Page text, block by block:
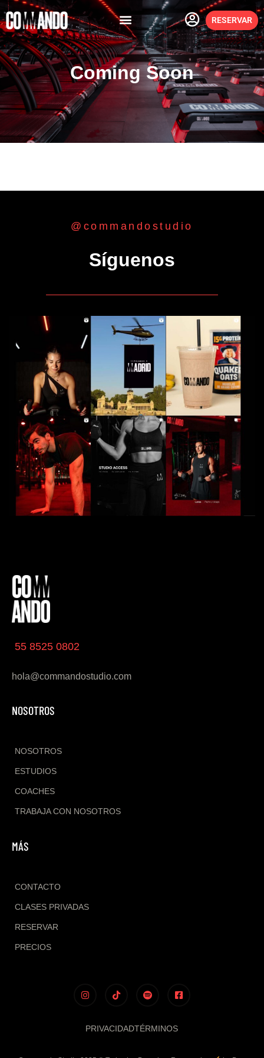
RESERVAR
Coming Soon
@commandostudio
Síguenos
55 8525 0802
hola@commandostudio.com
NOSOTROS
NOSOTROS
ESTUDIOS
COACHES
TRABAJA CON NOSOTROS
MÁS
CONTACTO
CLASES PRIVADAS
RESERVAR
PRECIOS
PRIVACIDADTÉRMINOS